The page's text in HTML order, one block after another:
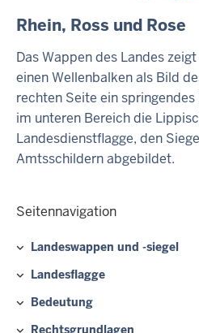
INHALTSSEITE
Rhein, Ross und Rose
Das Wappen des Landes
einen Wellenbalken als Bild
rechten Seite ein
im unteren Bereich die
Landesdienstflagge, den
Amtsschildern abgebildet.
Seitennavigation
Landeswappen und -siegel
Landesflagge
Bedeutung
Rechtsgrundlagen